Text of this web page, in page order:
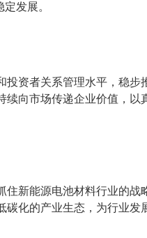
发展。
资者关系管理水平，稳步
向市场传递企业价值，以
新能源电池材料行业的战
化的产业生态，为行业发